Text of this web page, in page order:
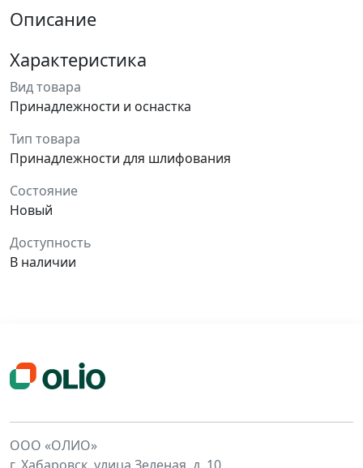
Описание
Характеристика
Вид товара
Принадлежности и оснастка
Тип товара
Принадлежности для шлифования
Состояние
Новый
Доступность
В наличии
ООО «ОЛИО»